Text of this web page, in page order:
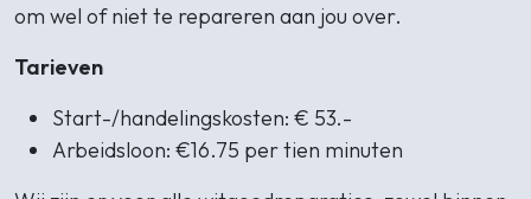
om wel of niet te repareren aan jou over.
Tarieven
Start-/handelingskosten: € 53.-
Arbeidsloon: €16.75 per tien minuten